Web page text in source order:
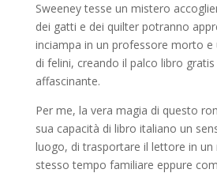
Sweeney tesse un mistero
dei gatti e dei quilter potranno
inciampa in un professore morto
di felini, creando il palco libro
affascinante.
Per me, la vera magia di questo
sua capacità di libro italiano un
luogo, di trasportare il lettore in un
stesso tempo familiare eppure